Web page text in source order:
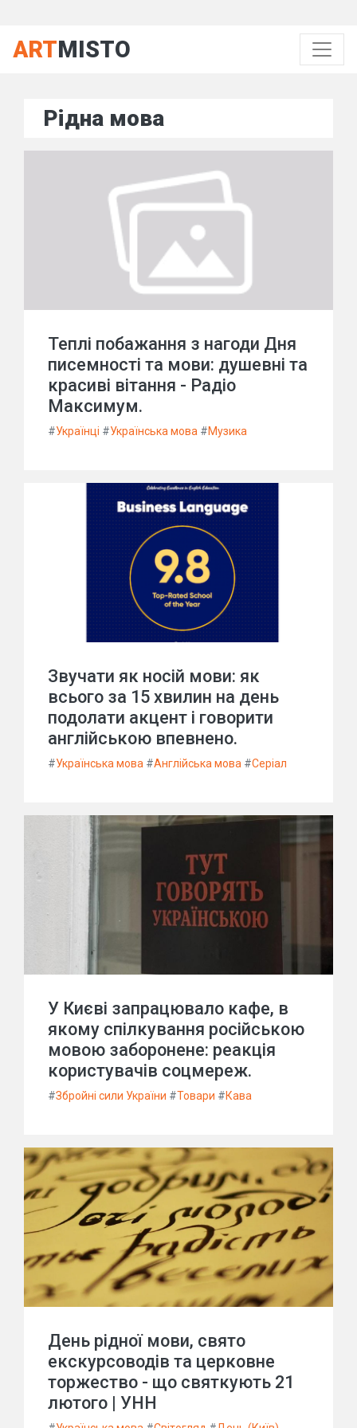
ARTMISTO
Рідна мова
Теплі побажання з нагоди Дня
писемності та мови: душевні та
красиві вітання - Радіо
Максимум.
#Українці #Українська мова #Музика
Звучати як носій мови: як
всього за 15 хвилин на день
подолати акцент і говорити
англійською впевнено.
#Українська мова #Англійська мова #Серіал
У Києві запрацювало кафе, в
якому спілкування російською
мовою заборонене: реакція
користувачів соцмереж.
#Збройні сили України #Товари #Кава
День рідної мови, свято
екскурсоводів та церковне
торжество - що святкують 21
лютого | УНН